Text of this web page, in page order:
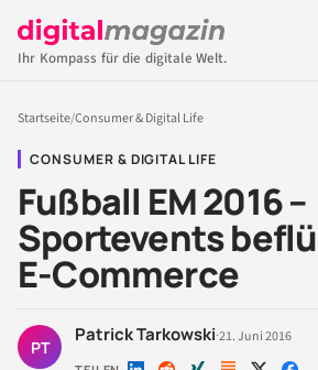
Ihr Kompass für die digitale Welt.
Startseite/Consumer & Digital Life
CONSUMER & DIGITAL LIFE
Fußball EM 2016 –
Sportevents
E-Commerce
PT
Patrick Tarkowski·21. Juni 2016